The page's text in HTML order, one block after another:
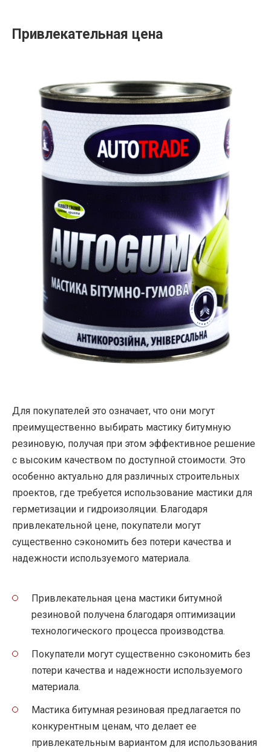
Привлекательная цена
Для покупателей это означает, что они могут
преимущественно выбирать мастику битумную
резиновую, получая при этом эффективное решение
с высоким качеством по доступной стоимости. Это
особенно актуально для различных строительных
проектов, где требуется использование мастики для
герметизации и гидроизоляции. Благодаря
привлекательной цене, покупатели могут
существенно сэкономить без потери качества и
надежности используемого материала.
Привлекательная цена мастики битумной
резиновой получена благодаря оптимизации
технологического процесса производства.
Покупатели могут существенно сэкономить без
потери качества и надежности используемого
материала.
Мастика битумная резиновая предлагается по
конкурентным ценам, что делает ее
привлекательным вариантом для использования